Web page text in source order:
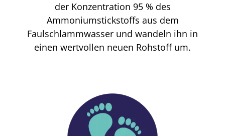
der Konzentration 95 % des
Ammoniumstickstoffs aus dem
Faulschlammwasser und wandeln ihn in
einen wertvollen neuen Rohstoff um.